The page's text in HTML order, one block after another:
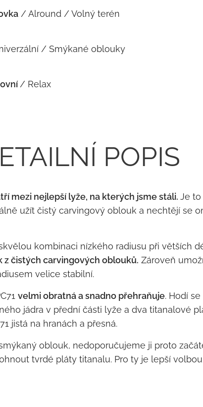
/ Alround / Volný terén
/ Smýkané oblouky
/ Relax
POPIS
mezi nejlepší lyže, na kterých jsme stáli. Je
užít čistý carvingový oblouk a nechtějí se
kombinaci nízkého radiusu při větších
z čistých carvingových oblouků. Zároveň
velice stabilní.
velmi obratná a snadno přehraňuje. Hodí
jádra v přední části lyže a dva titanalové
jistá na hranách a přesná.
oblouk, nedoporučujeme ji proto
tvrdé pláty titanalu. Pro ty je lepší